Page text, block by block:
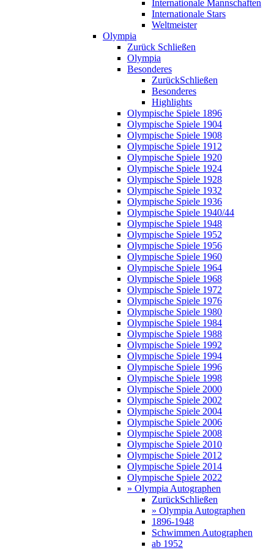
Internationale Mannschaften
Internationale Stars
Weltmeister
Olympia
Zurück Schließen
Olympia
Besonderes
ZurückSchließen
Besonderes
Highlights
Olympische Spiele 1896
Olympische Spiele 1904
Olympische Spiele 1908
Olympische Spiele 1912
Olympische Spiele 1920
Olympische Spiele 1924
Olympische Spiele 1928
Olympische Spiele 1932
Olympische Spiele 1936
Olympische Spiele 1940/44
Olympische Spiele 1948
Olympische Spiele 1952
Olympische Spiele 1956
Olympische Spiele 1960
Olympische Spiele 1964
Olympische Spiele 1968
Olympische Spiele 1972
Olympische Spiele 1976
Olympische Spiele 1980
Olympische Spiele 1984
Olympische Spiele 1988
Olympische Spiele 1992
Olympische Spiele 1994
Olympische Spiele 1996
Olympische Spiele 1998
Olympische Spiele 2000
Olympische Spiele 2002
Olympische Spiele 2004
Olympische Spiele 2006
Olympische Spiele 2008
Olympische Spiele 2010
Olympische Spiele 2012
Olympische Spiele 2014
Olympische Spiele 2022
» Olympia Autographen
ZurückSchließen
» Olympia Autographen
1896-1948
Schwimmen Autographen
ab 1952